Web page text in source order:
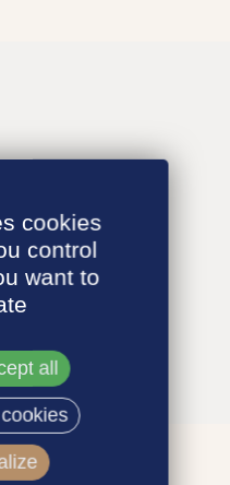
cookies
control
want to
all